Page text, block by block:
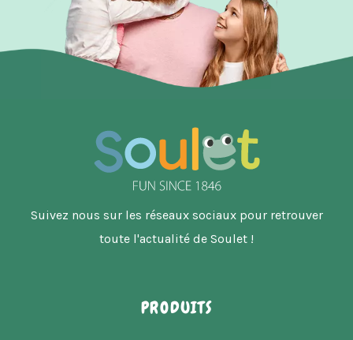
PRODUITS
Suivez nous sur les réseaux sociaux pour retrouver
toute l'actualité de Soulet !